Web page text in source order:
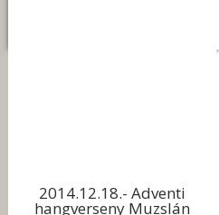
2014.12.18.- Adventi
hangverseny Muzslán